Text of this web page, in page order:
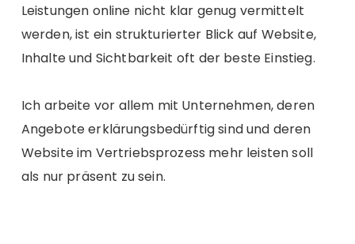
Leistungen online nicht klar genug vermittelt
werden, ist ein strukturierter Blick auf Website,
Inhalte und Sichtbarkeit oft der beste Einstieg.
Ich arbeite vor allem mit Unternehmen, deren
Angebote erklärungsbedürftig sind und deren
Website im Vertriebsprozess mehr leisten soll
als nur präsent zu sein.